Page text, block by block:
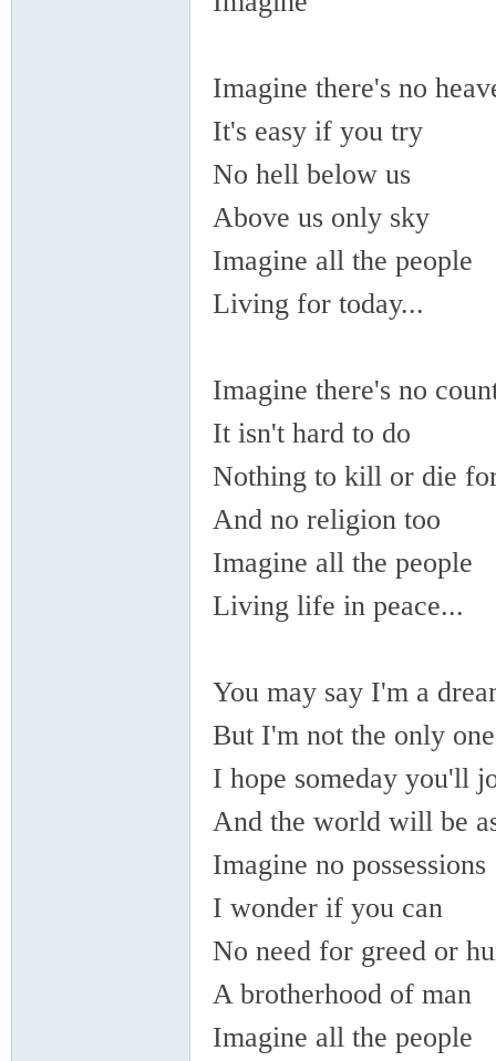
Imagine there's no
It's easy if you try
No hell below us
Above us only sky
Imagine all the people
Living for today...
Imagine there's no
It isn't hard to do
Nothing to kill or die
And no religion too
Imagine all the people
Living life in peace...
You may say I'm a
But I'm not the only
I hope someday you'll
And the world will be
Imagine no
I wonder if you can
No need for greed or
A brotherhood of man
Imagine all the people